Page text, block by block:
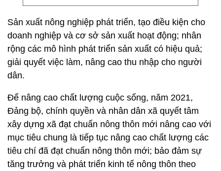
dân.
Để nâng cao chất lượng cuộc sống, năm 2021,
Đảng bộ, chính quyền và nhân dân xã quyết tâm
xây dựng xã đạt chuẩn nông thôn mới nâng cao với
mục tiêu chung là tiếp tục nâng cao chất lượng các
tiêu chí đã đạt chuẩn nông thôn mới; bảo đảm sự
tăng trưởng và phát triển kinh tế nông thôn theo
hướng bền vững; kết cấu hạ tầng kinh tế - xã hội
theo hướng hiện đại, phù hợp môi trường sinh thái;
bản sắc văn hoá được giữ gìn và phát huy, an ninh
chính trị được bảo đảm, hệ thống chính trị vững
mạnh.